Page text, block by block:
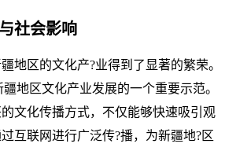
社会影响
地区的文化产?业得到了显著的繁荣。
地区文化产业发展的一个重要示范。
文化传播方式，不仅能够快速吸引观
互联网进行广泛传?播，为新疆地?区